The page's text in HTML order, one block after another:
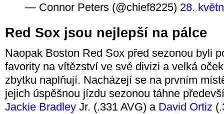
— Connor Peters (@chief8225) 28.
Red Sox jsou nejlepší na pálce
Naopak Boston Red Sox před sezonou byli
favority na vítězství ve své divizi a velká
zbytku naplňují. Nacházejí se na prvním
jejich úspěšnou jízdu sezonou táhne
Jackie Bradley Jr. (.331 AVG) a David Ortiz